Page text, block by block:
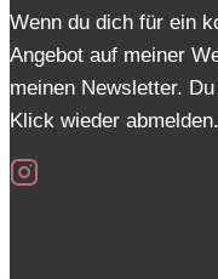
Wenn du dich für ein
Angebot auf meiner
meinen Newsletter.
Klick wieder abmelden.